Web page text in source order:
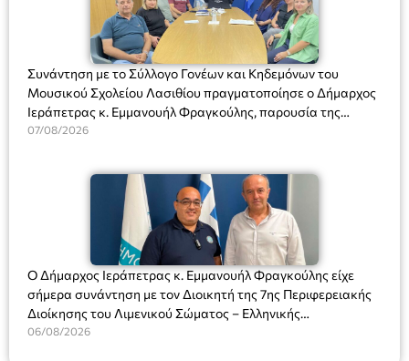
Συνάντηση με το Σύλλογο Γονέων και Κηδεμόνων του
Μουσικού Σχολείου Λασιθίου πραγματοποίησε ο Δήμαρχος
Ιεράπετρας κ. Εμμανουήλ Φραγκούλης, παρουσία της
Διευθύντριας του σχολείου κας Μαριάννας Χαΐτα.
07/08/2026
Ο Δήμαρχος Ιεράπετρας κ. Εμμανουήλ Φραγκούλης είχε
σήμερα συνάντηση με τον Διοικητή της 7ης Περιφερειακής
Διοίκησης του Λιμενικού Σώματος – Ελληνικής
Ακτοφυλακής (Λ.Σ.-ΕΛ.ΑΚΤ.), Αρχιπλοίαρχο Λ.Σ. κ. Ιωάννη
06/08/2026